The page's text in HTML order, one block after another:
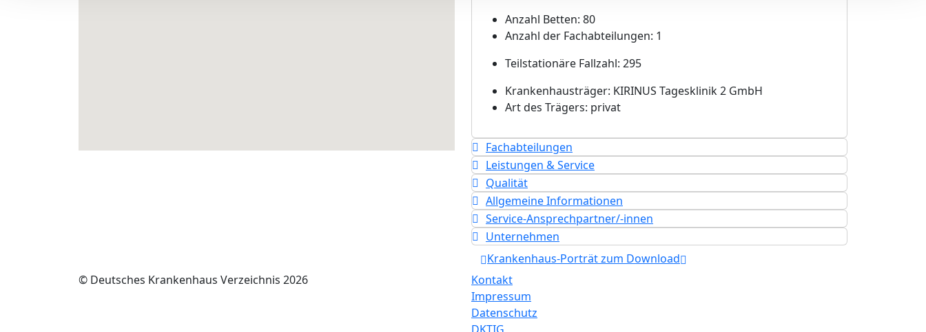
Anzahl Betten: 80
Anzahl der Fachabteilungen: 1
Teilstationäre Fallzahl: 295
Krankenhausträger: KIRINUS Tagesklinik 2 GmbH
Art des Trägers: privat
Fachabteilungen
Leistungen & Service
Qualität
Allgemeine Informationen
Service-Ansprechpartner/-innen
Unternehmen
Krankenhaus-Porträt zum Download
© Deutsches Krankenhaus Verzeichnis 2026
Kontakt
Impressum
Datenschutz